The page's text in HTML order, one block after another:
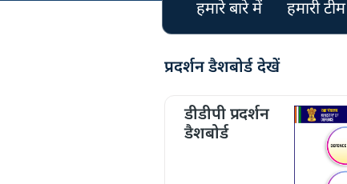
हमारे बारे में हमारी टीम
प्रदर्शन डैशबोर्ड देखें
डीडीपी प्रदर्शन
डैशबोर्ड